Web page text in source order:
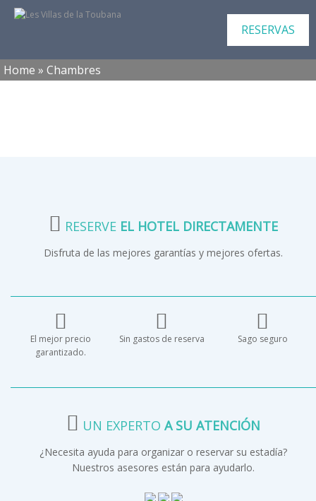
RESERVAS
Home » Chambres
RESERVE EL HOTEL DIRECTAMENTE
Disfruta de las mejores garantías y mejores ofertas.
El mejor precio
garantizado.
Sin gastos de reserva Sago seguro
UN EXPERTO A SU ATENCIÓN
¿Necesita ayuda para organizar o reservar su estadía?
Nuestros asesores están para ayudarlo.